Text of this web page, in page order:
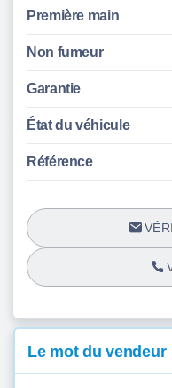
Première main
Non fumeur
Garantie
État du véhicule
Référence
Le mot du vendeur